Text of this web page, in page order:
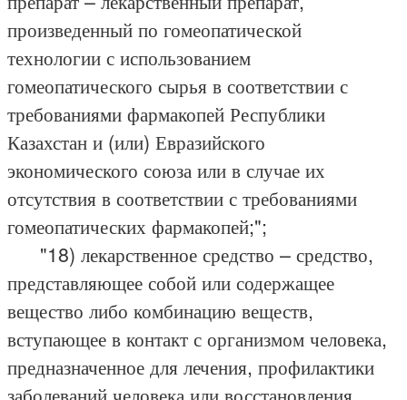
произведенный по гомеопатической
технологии с использованием
гомеопатического сырья в соответствии с
требованиями фармакопей Республики
Казахстан и (или) Евразийского
экономического союза или в случае их
отсутствия в соответствии с требованиями
гомеопатических фармакопей;";
"18) лекарственное средство – средство,
представляющее собой или содержащее
вещество либо комбинацию веществ,
вступающее в контакт с организмом человека,
предназначенное для лечения, профилактики